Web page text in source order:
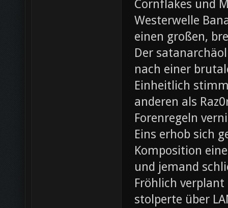
Cornflakes und
Westerwelle
einen großen,
Der
nach einer
Einheitlich
anderen als
Forenregeln
Eins erhob sich
Komposition
und jemand
Fröhlich
stolperte über